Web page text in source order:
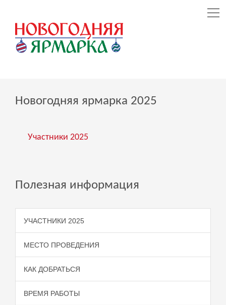
Новогодняя ярмарка 2025
Участники 2025
Полезная информация
УЧАСТНИКИ 2025
МЕСТО ПРОВЕДЕНИЯ
КАК ДОБРАТЬСЯ
ВРЕМЯ РАБОТЫ